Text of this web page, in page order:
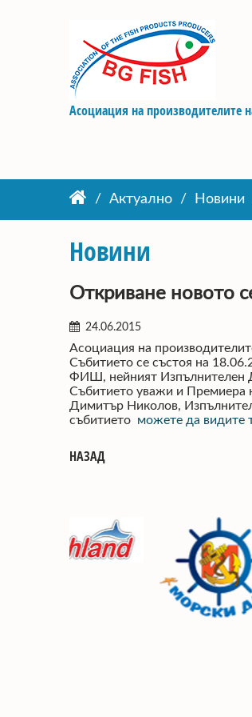
Асоциация на производителите
Актуално Новини
Новини
Откриване новото
24.06.2015
Асоциация на
Събитието се състоя на
ФИШ, нейният Изпълнителен
Събитието уважи и Премиера
Димитър Николов,
събитието можете да видите
НАЗАД